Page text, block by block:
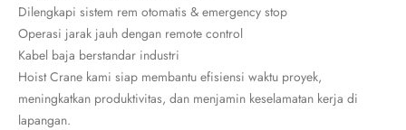
Dilengkapi sistem rem otomatis & emergency stop
Operasi jarak jauh dengan remote control
Kabel baja berstandar industri
Hoist Crane kami siap membantu efisiensi waktu proyek,
meningkatkan produktivitas, dan menjamin keselamatan kerja di
lapangan.